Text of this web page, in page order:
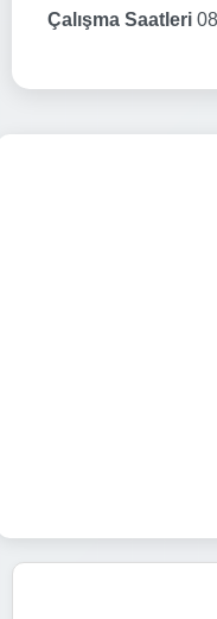
Çalışma Saatleri